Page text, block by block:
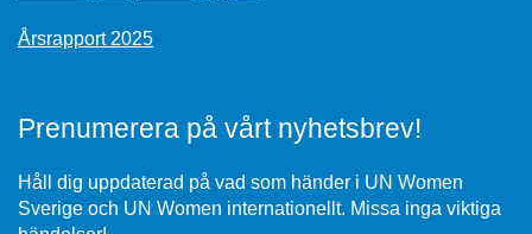
Årsrapport 2025
Prenumerera på vårt nyhetsbrev!
Håll dig uppdaterad på vad som händer i UN Women
Sverige och UN Women internationellt. Missa inga viktiga